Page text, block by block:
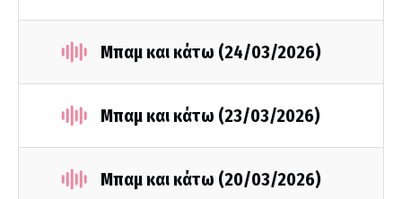
Μπαμ και κάτω (24/03/2026)
Μπαμ και κάτω (23/03/2026)
Μπαμ και κάτω (20/03/2026)